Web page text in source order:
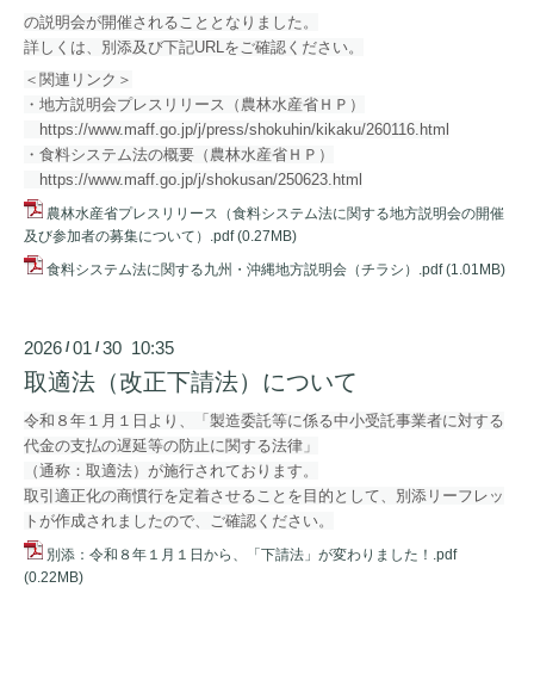
の説明会が開催されることとなりました。
詳しくは、別添及び下記URLをご確認ください。
＜関連リンク＞
・地方説明会プレスリリース（農林水産省ＨＰ）
https://www.maff.go.jp/j/press/shokuhin/kikaku/260116.html
・食料システム法の概要（農林水産省ＨＰ）
https://www.maff.go.jp/j/shokusan/250623.html
農林水産省プレスリリース（食料システム法に関する地方説明会の開催
及び参加者の募集について）.pdf (0.27MB)
食料システム法に関する九州・沖縄地方説明会（チラシ）.pdf (1.01MB)
2026 /01 /30 10:35
取適法（改正下請法）について
令和８年１月１日より、「製造委託等に係る中小受託事業者に対する
代金の支払の遅延等の防止に関する法律」
（通称：取適法）が施行されております。
取引適正化の商慣行を定着させることを目的として、別添リーフレッ
トが作成されましたので、ご確認ください。
別添：令和８年１月１日から、「下請法」が変わりました！.pdf
(0.22MB)